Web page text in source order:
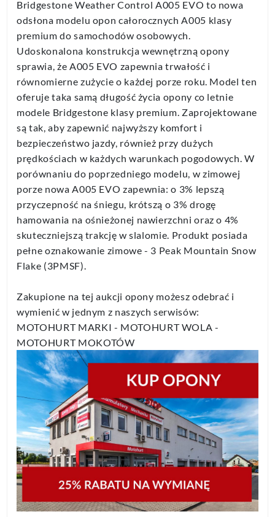
Bridgestone Weather Control A005 EVO to nowa
odsłona modelu opon całorocznych A005 klasy
premium do samochodów osobowych.
Udoskonalona konstrukcja wewnętrzną opony
sprawia, że A005 EVO zapewnia trwałość i
równomierne zużycie o każdej porze roku. Model ten
oferuje taka samą długość życia opony co letnie
modele Bridgestone klasy premium. Zaprojektowane
są tak, aby zapewnić najwyższy komfort i
bezpieczeństwo jazdy, również przy dużych
prędkościach w każdych warunkach pogodowych. W
porównaniu do poprzedniego modelu, w zimowej
porze nowa A005 EVO zapewnia: o 3% lepszą
przyczepność na śniegu, krótszą o 3% drogę
hamowania na ośnieżonej nawierzchni oraz o 4%
skuteczniejszą trakcję w slalomie. Produkt posiada
pełne oznakowanie zimowe - 3 Peak Mountain Snow
Flake (3PMSF).
Zakupione na tej aukcji opony możesz odebrać i
wymienić w jednym z naszych serwisów:
MOTOHURT MARKI - MOTOHURT WOLA -
MOTOHURT MOKOTÓW